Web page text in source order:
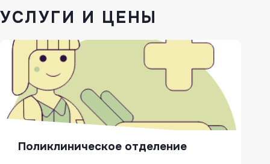
УСЛУГИ И ЦЕНЫ
Поликлиническое отделение